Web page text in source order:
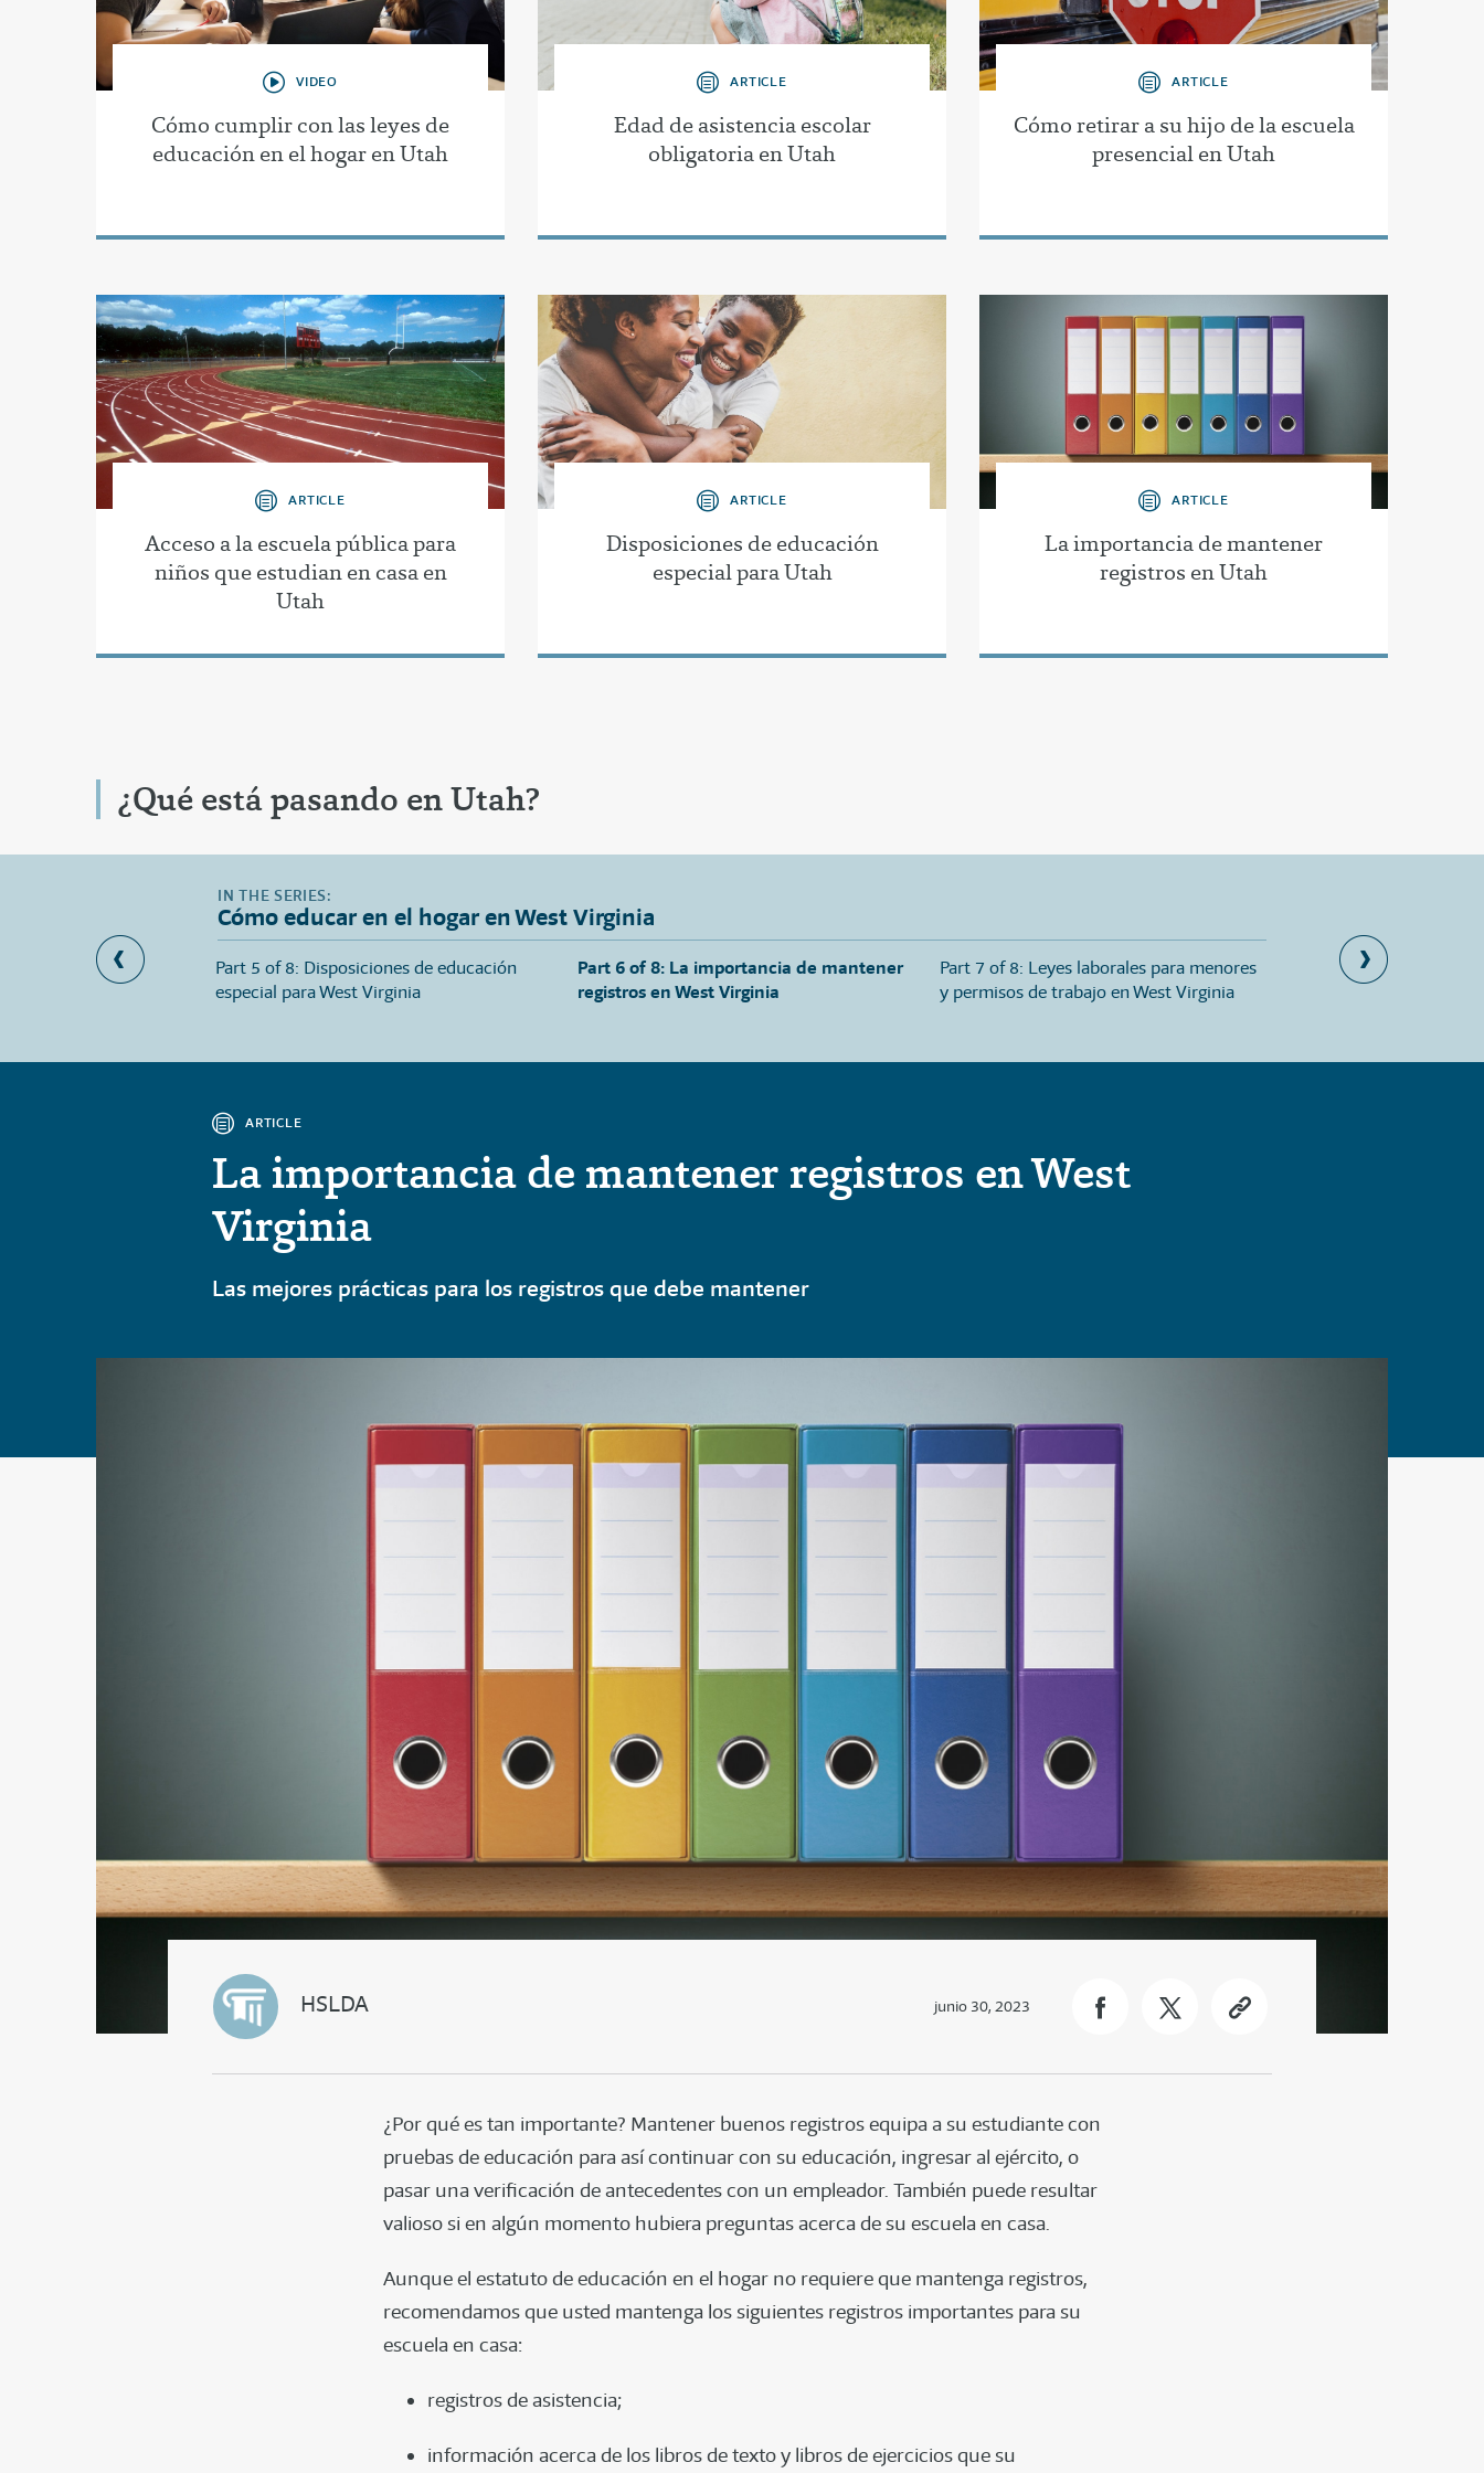
VIDEO
Cómo cumplir con las leyes de
educación en el hogar en Utah
ARTICLE
Edad de asistencia escolar
obligatoria en Utah
ARTICLE
Cómo retirar a su hijo de la escuela
presencial en Utah
ARTICLE
Acceso a la escuela pública para
niños que estudian en casa en
Utah
ARTICLE
Disposiciones de educación
especial para Utah
ARTICLE
La importancia de mantener
registros en Utah
¿Qué está pasando en Utah?
Cómo educar en el hogar en West Virginia
la escuela pública
en casa en West
Part 5 of 8: Disposiciones de educación
especial para West Virginia
Part 6 of 8: La importancia de mantener
registros en West Virginia
Part 7 of 8: Leyes laborales para menores
y permisos de trabajo en West Virginia
Part 8 of 8: Leyes
jurado en West Virginia
ARTICLE
La importancia de mantener registros en West
Virginia
Las mejores prácticas para los registros que debe mantener
HSLDA junio 30, 2023
¿Por qué es tan importante? Mantener buenos registros equipa a su estudiante con
pruebas de educación para así continuar con su educación, ingresar al ejército, o
pasar una verificación de antecedentes con un empleador. También puede resultar
valioso si en algún momento hubiera preguntas acerca de su escuela en casa.
Aunque el estatuto de educación en el hogar no requiere que mantenga registros,
recomendamos que usted mantenga los siguientes registros importantes para su
escuela en casa:
registros de asistencia;
información acerca de los libros de texto y libros de ejercicios que su